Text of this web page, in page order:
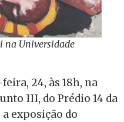
na Universidade
24, às 18h, na
III, do Prédio 14 da
exposição do